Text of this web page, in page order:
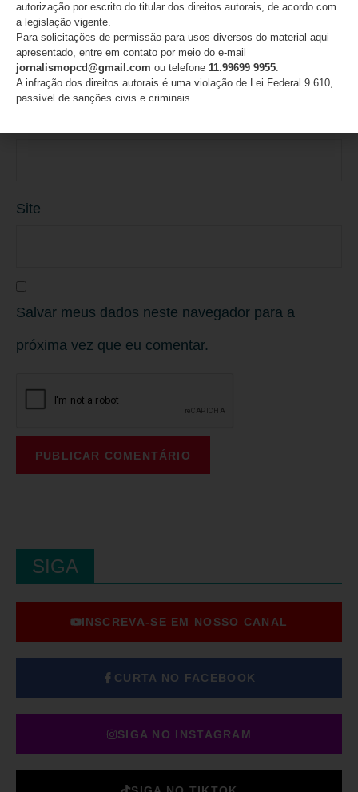
Nome*
Site
Salvar meus dados neste navegador para a
próxima vez que eu comentar.
SIGA
INSCREVA-SE EM NOSSO CANAL
CURTA NO FACEBOOK
SIGA NO INSTAGRAM
autorização por escrito do titular dos direitos autorais, de acordo com
a legislação vigente.
Para solicitações de permissão para usos diversos do material aqui
apresentado, entre em contato por meio do e-mail
jornalismopcd@gmail.com ou telefone 11.99699 9955.
A infração dos direitos autorais é uma violação de Lei Federal 9.610,
passível de sanções civis e criminais.